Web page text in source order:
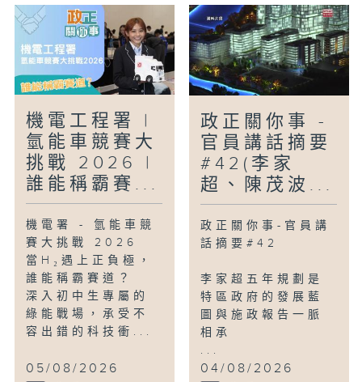
機電工程署 |
氫能車競賽大
挑戰 2026 |
誰能稱霸賽...
機電署 - 氫能車競
賽大挑戰 2026
當H₂遇上正負極，
誰能稱霸賽道？
深入初中生專屬的
綠能戰場，承受不
容出錯的科技衝...
05/08/2026
政正關你事 -
官員講話摘要
#42(李家
超、陳茂波...
政正關你事-官員講
話摘要#42
李家超五年規劃是
特區政府的發展藍
圖與施政報告一脈
相承
...
04/08/2026